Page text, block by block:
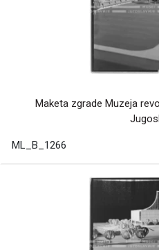
Maketa zgrade Muzeja
ML_B_1266